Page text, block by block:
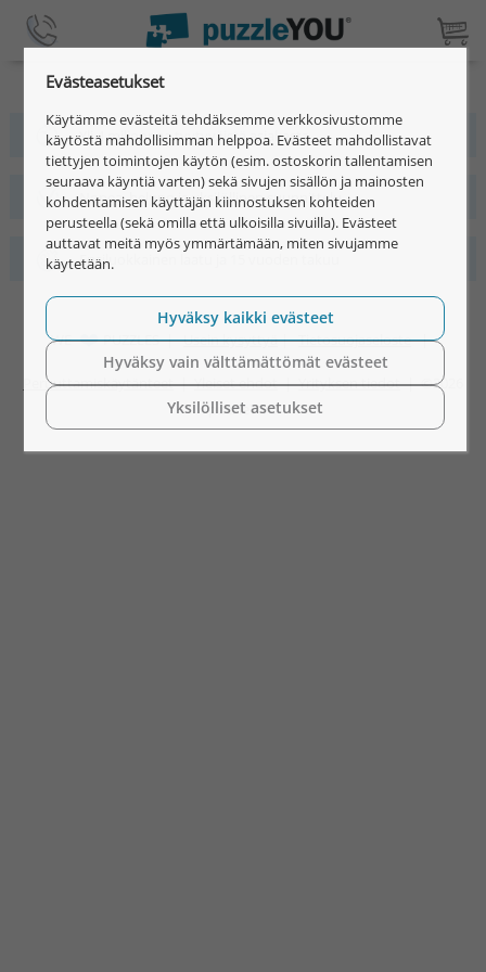
Yli 4 miljoonaa tyytyväistä asiakasta
Nopea, helppo ja yksilöllinen suunnittelu
Ensiluokkainen laatu ja 15 vuoden takuu
WE PUZZLES |Usein kysyttyä|Tietosuojaseloste|
Peruuttamiskäytänteet|Yleiset ehdot|Yrityksen tiedot| ©2026
puzzleYOU
Evästeasetukset
Käytämme evästeitä tehdäksemme verkkosivustomme
käytöstä mahdollisimman helppoa. Evästeet mahdollistavat
tiettyjen toimintojen käytön (esim. ostoskorin tallentamisen
seuraava käyntiä varten) sekä sivujen sisällön ja mainosten
kohdentamisen käyttäjän kiinnostuksen kohteiden
perusteella (sekä omilla että ulkoisilla sivuilla). Evästeet
auttavat meitä myös ymmärtämään, miten sivujamme
käytetään.
Yksilölliset asetukset
Hyväksy vain välttämättömät evästeet
Hyväksy kaikki evästeet